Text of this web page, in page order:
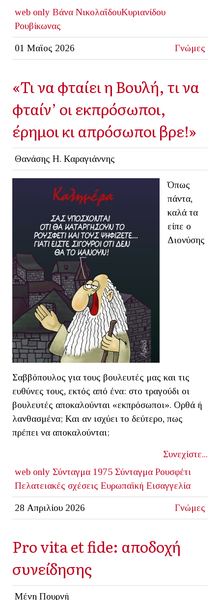
web only Bάνα ΝικολαΐδουΚυριανίδου
Ρουβίκωνας
01 Μαϊος 2026 Γνώμες
«Τι να φταίει η Βουλή, τι να
φταίν’ οι εκπρόσωποι,
έρημοι κι απρόσωποι βρε!»
Θανάσης Η. Καραγιάννης
Όπως
πάντα,
καλά τα
είπε ο
Διονύσης
Σαββόπουλος για τους βουλευτές μας και τις
ευθύνες τους, εκτός από ένα: στο τραγούδι οι
βουλευτές αποκαλούνται «εκπρόσωποι». Ορθά ή
λανθασμένα; Και αν ισχύει το δεύτερο, πως
πρέπει να αποκαλούνται;
Συνεχίστε...
web only Σύνταγμα 1975 Σύνταγμα Ρουσφέτι
Πελατειακές σχέσεις Ευρωπαϊκή Εισαγγελία
28 Απριλίου 2026 Γνώμες
Pro vita et fide: αποδοχή
συνείδησης
Μένη Πουρνή